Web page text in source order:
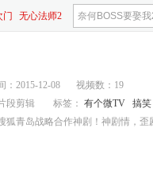
门 无心法师2
：2015-12-08
视频数：19
段剪辑
标签： 有个微TV 搞笑
狐青岛战略合作神剧！神剧情，